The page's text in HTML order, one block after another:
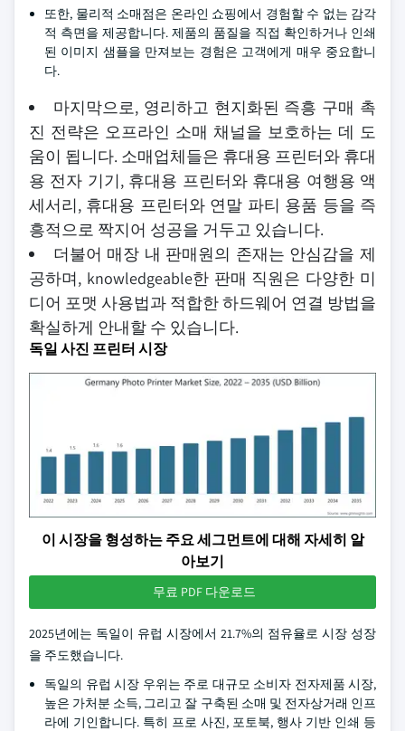
또한, 물리적 소매점은 온라인 쇼핑에서 경험할 수 없는 감각
적 측면을 제공합니다. 제품의 품질을 직접 확인하거나 인쇄
된 이미지 샘플을 만져보는 경험은 고객에게 매우 중요합니
다.
마지막으로, 영리하고 현지화된 즉흥 구매 촉
진 전략은 오프라인 소매 채널을 보호하는 데 도
움이 됩니다. 소매업체들은 휴대용 프린터와 휴대
용 전자 기기, 휴대용 프린터와 휴대용 여행용 액
세서리, 휴대용 프린터와 연말 파티 용품 등을 즉
흥적으로 짝지어 성공을 거두고 있습니다.
더불어 매장 내 판매원의 존재는 안심감을 제
공하며, knowledgeable한 판매 직원은 다양한 미
디어 포맷 사용법과 적합한 하드웨어 연결 방법을
확실하게 안내할 수 있습니다.
독일 사진 프린터 시장
이 시장을 형성하는 주요 세그먼트에 대해 자세히 알
아보기
무료 PDF 다운로드
2025년에는 독일이 유럽 시장에서 21.7%의 점유율로 시장 성장
을 주도했습니다.
독일의 유럽 시장 우위는 주로 대규모 소비자 전자제품 시장,
높은 가처분 소득, 그리고 잘 구축된 소매 및 전자상거래 인프
라에 기인합니다. 특히 프로 사진, 포토북, 행사 기반 인쇄 등